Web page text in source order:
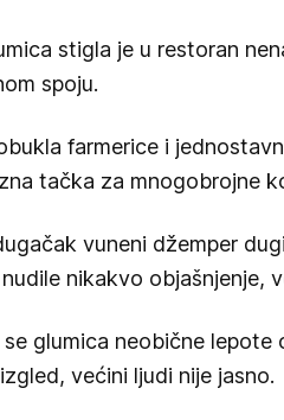
stigla je u restoran
spoju.
farmerice i
tačka za mnogobrojne
vuneni džemper
nikakvo objašnjenje,
glumica neobične lepote
većini ljudi nije jasno.